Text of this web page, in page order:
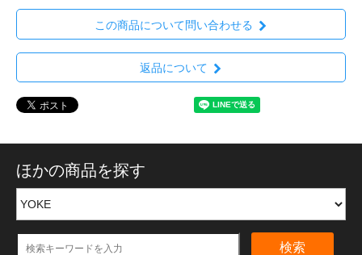
この商品について問い合わせる
返品について
ほかの商品を探す
検索